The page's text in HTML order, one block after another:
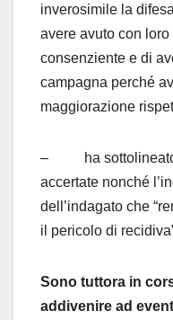
inverosimile la
avere avuto con
consenziente e di
campagna perché
maggiorazione
– ha sottolineato
accertate nonché
dell’indagato che
il pericolo di
Sono tuttora in
addivenire ad